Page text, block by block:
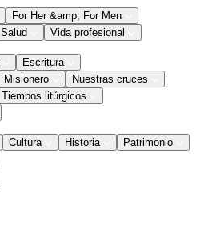
For Her &amp; For Men
Salud Vida profesional
Escritura
Misionero
Nuestras cruces
Tiempos litúrgicos
Cultura Historia
Patrimonio